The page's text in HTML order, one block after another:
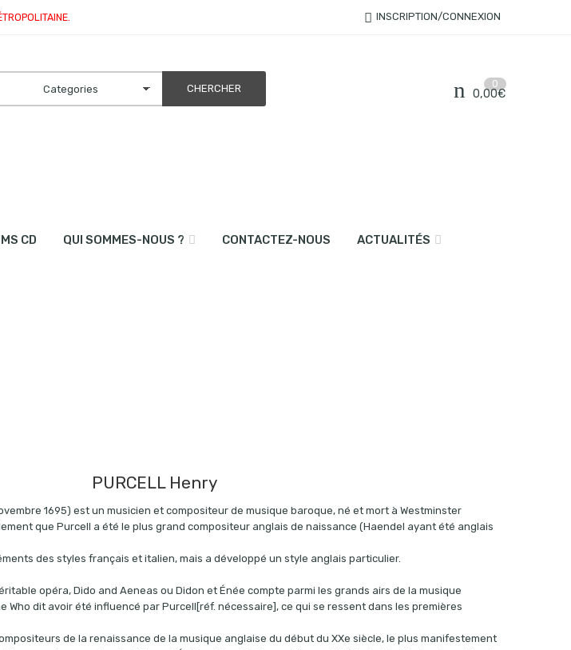
INSCRIPTION/CONNEXION
0
0,00€
CD QUI SOMMES-NOUS ? CONTACTEZ-NOUS ACTUALITÉS
PURCELL Henry
1695) est un musicien et compositeur de musique baroque, né et mort à Westminster
que Purcell a été le plus grand compositeur anglais de naissance (Haendel ayant été anglais
des styles français et italien, mais a développé un style anglais particulier.
opéra, Dido and Aeneas ou Didon et Énée compte parmi les grands airs de la musique
Who dit avoir été influencé par Purcell[réf. nécessaire], ce qui se ressent dans les premières
de la renaissance de la musique anglaise du début du XXe siècle, le plus manifestement